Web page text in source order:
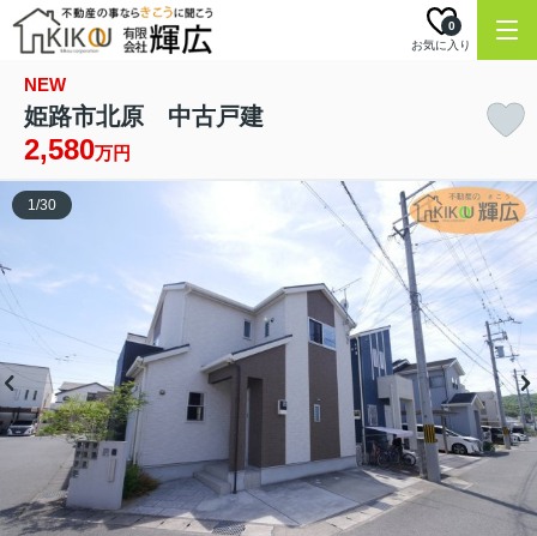
お気に入り
0
NEW
姫路市北原 中古戸建
2,580万円
1/30